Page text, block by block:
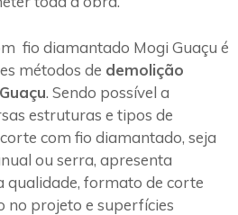
fio diamantado Mogi Guaçu é
métodos de demolição
. Sendo possível a
estruturas e tipos de
com fio diamantado, seja
ou serra, apresenta
qualidade, formato de corte
no projeto e superfícies